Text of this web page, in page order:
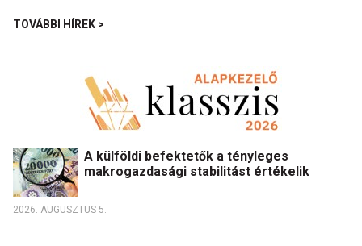
TOVÁBBI HÍREK >
A külföldi befektetők a tényleges
makrogazdasági stabilitást értékelik
2026. AUGUSZTUS 5.